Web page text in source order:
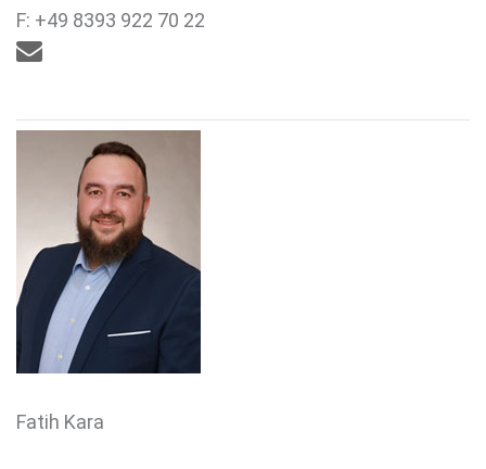
F: +49 8393 922 70 22

Fatih Kara